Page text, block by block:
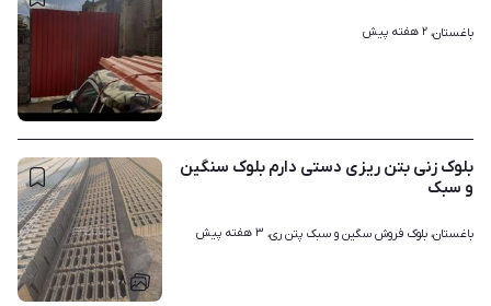
۱
باغستان، ۲ هفته پیش
۸
بلوک زنی بتن ریزی دستی دارم بلوک سنگین
و سبک
باغستان، بلوک فروش سگین و سبک پتن ری، ۳ هفته پیش